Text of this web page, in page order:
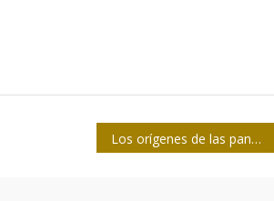
Los orígenes de las pandemias están en el sistema alimentario, asegura investigación